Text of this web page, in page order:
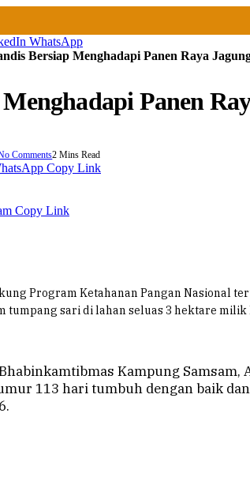
WhatsApp
Bersiap Menghadapi Panen Raya
Panen
Comments2 Mins Read
Copy Link
Copy Link
Program Ketahanan Pangan Nasional
sari di lahan seluas 3 hektare milik
Kampung
113 hari tumbuh dengan baik